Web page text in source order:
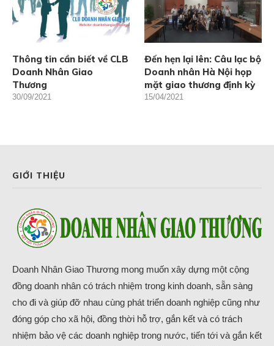
Thông tin cần biết về CLB
Doanh Nhân Giao
Thương
30/09/2021
Đến hẹn lại lên: Câu lạc bộ
Doanh nhân Hà Nội họp
mặt giao thương định kỳ
15/04/2021
GIỚI THIỆU
Doanh Nhân Giao Thương mong muốn xây dựng một cộng
đồng doanh nhân có trách nhiệm trong kinh doanh, sẵn sàng
cho đi và giúp đỡ nhau cùng phát triển doanh nghiệp cũng như
đóng góp cho xã hội, đồng thời hỗ trợ, gắn kết và có trách
nhiệm bảo vệ các doanh nghiệp trong nước, tiến tới và gắn kết